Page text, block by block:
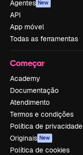
Agentes New
API
App móvel
Todas as ferramentas
Começar
Academy
Documentação
Atendimento
Termos e condições
Política de privacidade
Originais New
Política de cookies